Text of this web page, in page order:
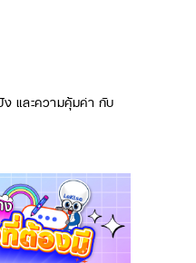
และความคุ้มค่า กับ